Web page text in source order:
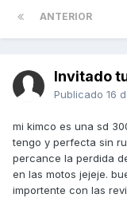
ANTERIOR
Invitado
Publicado 16
mi kimco es una sd
tengo y perfecta sin
percance la perdida
en las motos jejeje.
importente con las